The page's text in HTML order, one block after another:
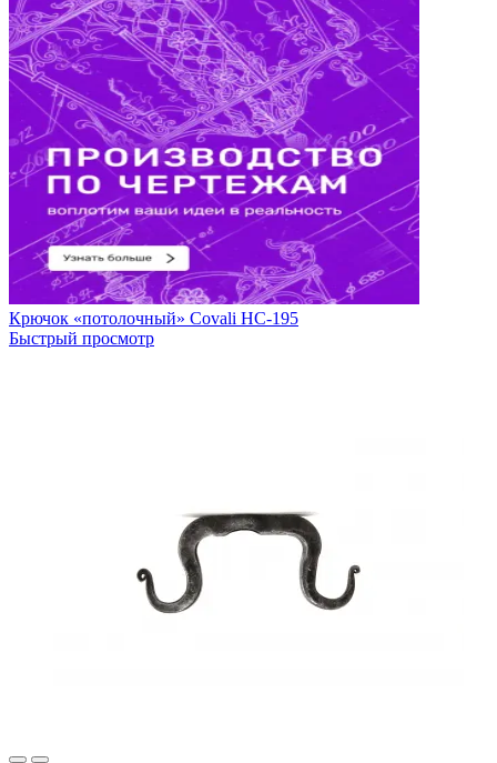
Крючок «потолочный» Covali HC-195
Быстрый просмотр